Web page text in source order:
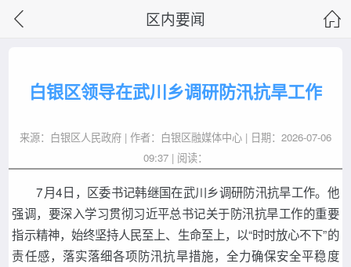
区内要闻
白银区领导在武川乡调研防汛抗旱工作
来源：白银区人民政府 | 作者：白银区融媒体中心 | 日期：2026-07-06
09:37 | 阅读：
7月4日，区委书记韩继国在武川乡调研防汛抗旱工作。他
强调，要深入学习贯彻习近平总书记关于防汛抗旱工作的重要
指示精神，始终坚持人民至上、生命至上，以“时时放心不下”的
责任感，落实落细各项防汛抗旱措施，全力确保安全平稳度